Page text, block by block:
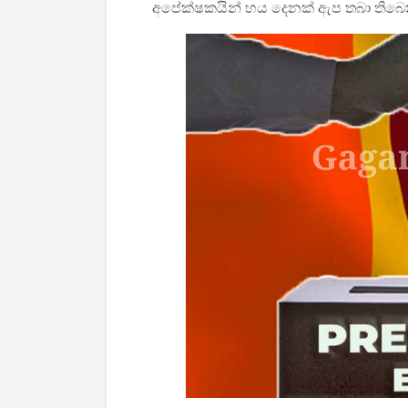
අපේක්ෂකයින් හය දෙනක් ඇප තබා